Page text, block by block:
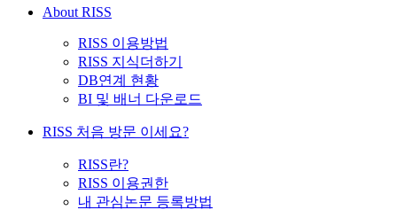
About RISS
RISS 이용방법
RISS 지식더하기
DB연계 현황
BI 및 배너 다운로드
RISS 처음 방문 이세요?
RISS란?
RISS 이용권한
내 관심논문 등록방법